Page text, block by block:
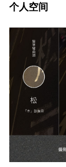
个人空间